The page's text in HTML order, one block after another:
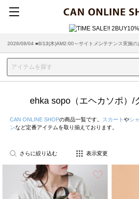
2026/08/04 ■8/13(木)AM2:00～サイトメンテナンス実施の
ehka sopo（エヘカソポ）/
CAN ONLINE SHOPの商品一覧です。 スカート やシ
ンなど定番アイテムを取り揃えております。
さらに絞り込む 表示変更